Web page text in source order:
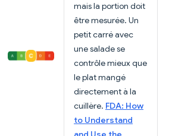
mais la portion doit
être mesurée. Un
petit carré avec
une salade se
contrôle mieux que
le plat mangé
directement à la
cuillère. FDA: How
to Understand